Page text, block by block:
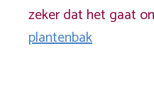
zeker dat het gaat
plantenbak